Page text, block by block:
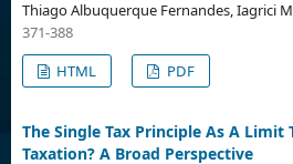
Thiago Albuquerque Fernandes, Iagrici
371-388
HTML
PDF
The Single Tax Principle As A Limit
Taxation? A Broad Perspective